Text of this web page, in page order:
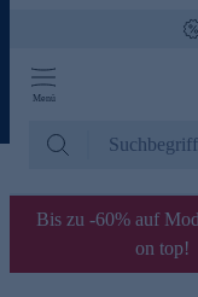
Menü
Bis zu -60% auf
on top!